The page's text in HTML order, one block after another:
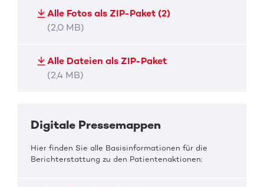
Alle Fotos als ZIP-Paket (2)
(2,0 MB)
Alle Dateien als ZIP-Paket
(2,4 MB)
Digitale Pressemappen
Hier finden Sie alle Basisinformationen für die
Berichterstattung zu den Patientenaktionen: